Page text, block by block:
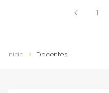
1
Início Docentes